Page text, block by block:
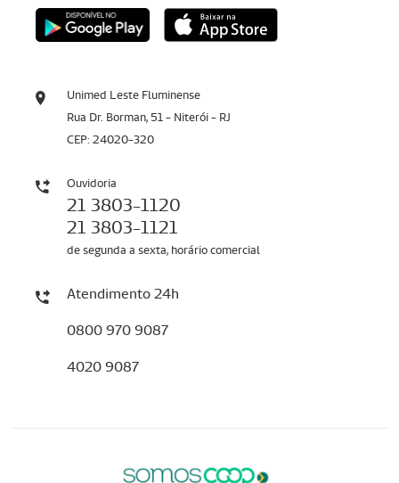
Unimed Leste Fluminense
Rua Dr. Borman, 51 - Niterói - RJ
CEP: 24020-320
Ouvidoria
21 3803-1120
21 3803-1121
de segunda a sexta, horário comercial
Atendimento 24h
0800 970 9087
4020 9087